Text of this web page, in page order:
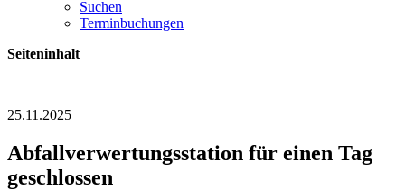
Suchen
Terminbuchungen
Seiteninhalt
25.11.2025
Abfallverwertungsstation für einen Tag
geschlossen